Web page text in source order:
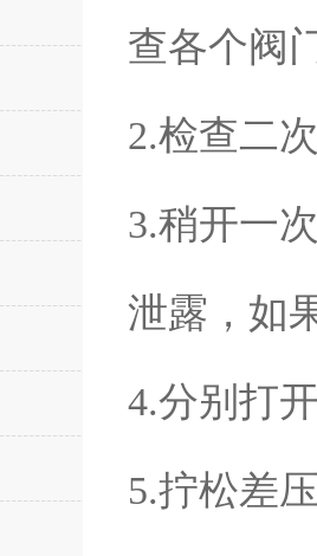
查各个阀
2.检查二
3.稍开一
泄露，如
4.分别打
5.拧松差